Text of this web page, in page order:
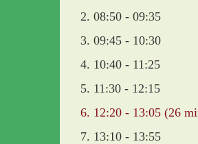
2. 08:50 - 09:35
3. 09:45 - 10:30
4. 10:40 - 11:25
5. 11:30 - 12:15
6. 12:20 - 13:05 (26
7. 13:10 - 13:55